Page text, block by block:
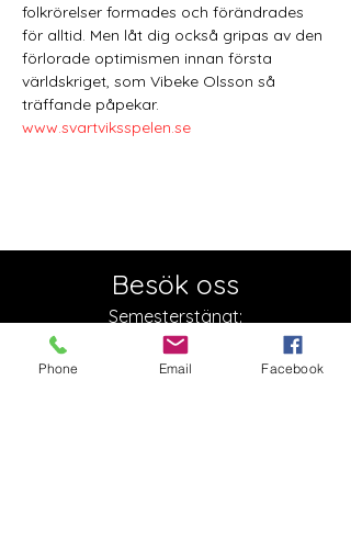
folkrörelser formades och förändrades
för alltid. Men låt dig också gripas av den
förlorade optimismen innan första
världskriget, som Vibeke Olsson så
träffande påpekar.
www.svartviksspelen.se
Besök oss
Semesterstängt:
Öppnar 5 augusti
Phone Email Facebook